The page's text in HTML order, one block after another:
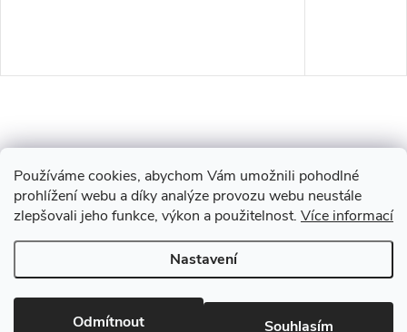
Používáme cookies, abychom Vám umožnili pohodlné
prohlížení webu a díky analýze provozu webu neustále
zlepšovali jeho funkce, výkon a použitelnost. Více informací
Nastavení
Odmítnout Souhlasím
Z
á
Drevobis Horoměřice. Všechna práva vyhrazena.
nastavení cookies